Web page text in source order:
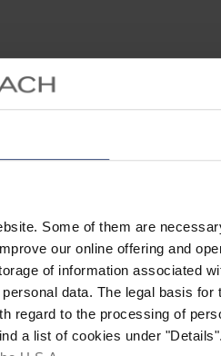
Some of them are
our online offering and
of information associated
data. The legal basis
regard to the processing of
a list of cookies under